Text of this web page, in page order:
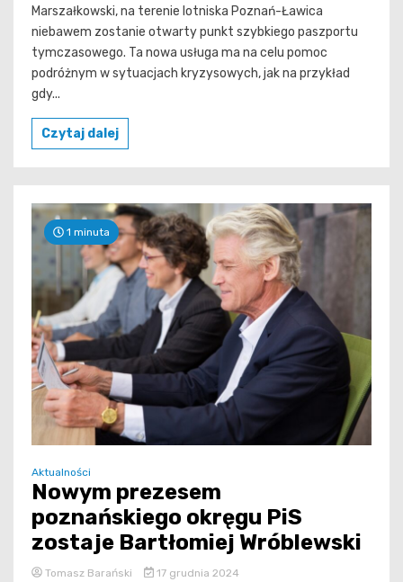
Marszałkowski, na terenie lotniska Poznań-Ławica
niebawem zostanie otwarty punkt szybkiego paszportu
tymczasowego. Ta nowa usługa ma na celu pomoc
podróżnym w sytuacjach kryzysowych, jak na przykład
gdy...
Czytaj dalej
1 minuta
Aktualności
Nowym prezesem
poznańskiego okręgu PiS
zostaje Bartłomiej Wróblewski
Tomasz Barański 17 grudnia 2024